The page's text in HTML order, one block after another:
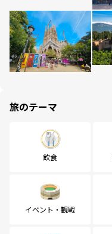
旅のテーマ
飲食
イベント・観戦